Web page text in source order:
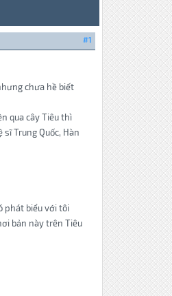
#1
chưa hề biết
qua cây Tiêu thì
Trung Quốc, Hàn
phát biểu với tôi
bản này trên Tiêu